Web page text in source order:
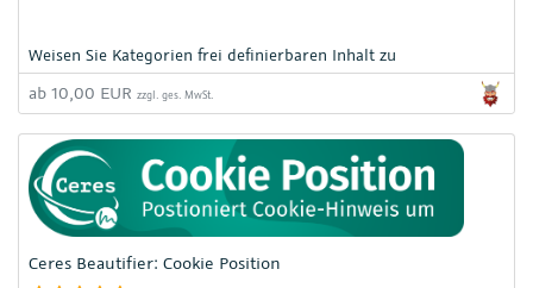
Weisen Sie Kategorien frei definierbaren Inhalt zu
ab 10,00 EUR zzgl. ges. MwSt.
Ceres Beautifier: Cookie Position